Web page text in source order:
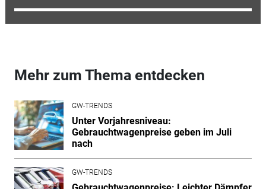
Mehr zum Thema entdecken
GW-TRENDS
Unter Vorjahresniveau:
Gebrauchtwagenpreise geben im Juli
nach
GW-TRENDS